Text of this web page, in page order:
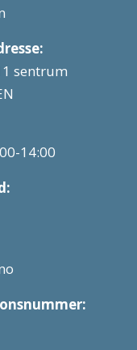
sentrum
14:00